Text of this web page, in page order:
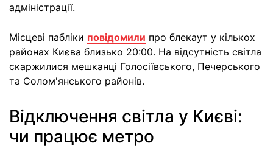
адміністрації.
Місцеві пабліки повідомили про блекаут у кількох
районах Києва близько 20:00. На відсутність світла
скаржилися мешканці Голосіївського, Печерського
та Солом'янського районів.
Відключення світла у Києві:
чи працює метро